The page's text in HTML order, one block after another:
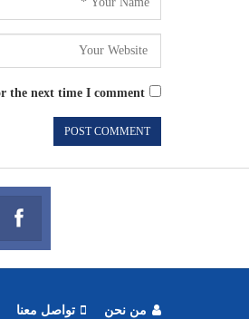
the next time I comment.
من نحن تواصل معنا